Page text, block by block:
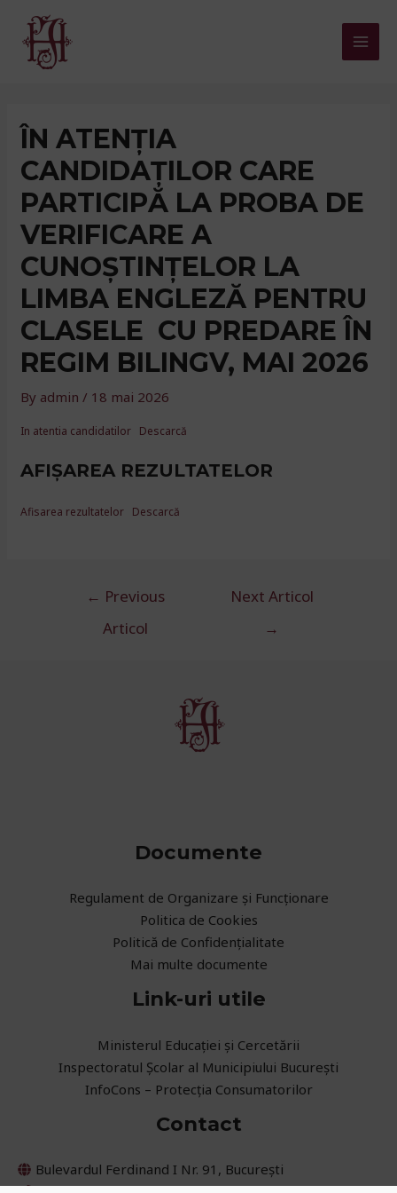
content
Main
ÎN ATENȚIA
CANDIDAȚILOR CARE
PARTICIPĂ LA PROBA DE
VERIFICARE A
CUNOȘTINȚELOR LA
LIMBA ENGLEZĂ PENTRU
CLASELE CU PREDARE ÎN
REGIM BILINGV, MAI 2026
By admin / 18 mai 2026
In atentia candidatilor Descarcă
AFIȘAREA REZULTATELOR
Afisarea rezultatelor Descarcă
Navigare
← Previous
Articol
Next Articol
→
Documente
Regulament de Organizare și Funcționare
Politica de Cookies
Politică de Confidențialitate
Mai multe documente
Link-uri utile
Ministerul Educaţiei și Cercetării
Inspectoratul Școlar al Municipiului București
InfoCons – Protecția Consumatorilor
Contact
Bulevardul Ferdinand I Nr. 91, București